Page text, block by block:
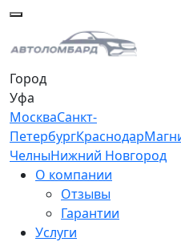
Город
Уфа
МоскваСанкт-
ПетербургКраснодар
ЧелныНижний Новгород
О компании
Отзывы
Гарантии
Услуги